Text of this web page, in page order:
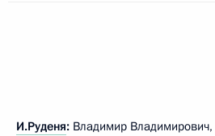
И.Руденя: Владимир